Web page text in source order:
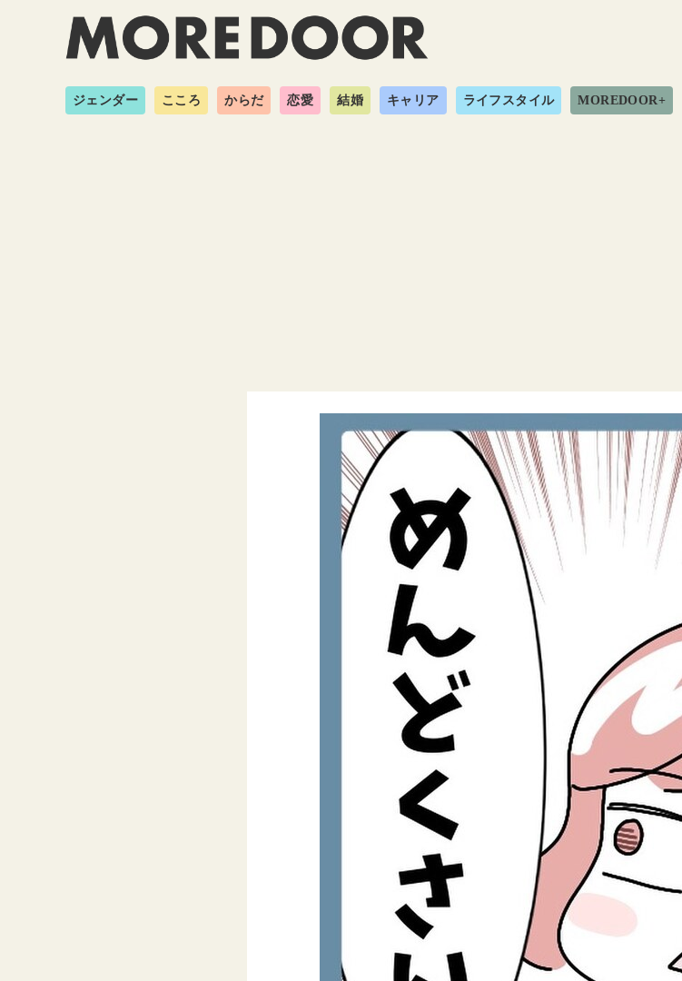
ジェンダー こころ からだ 恋愛 結婚 キャリア ライフスタイル MOREDOOR+